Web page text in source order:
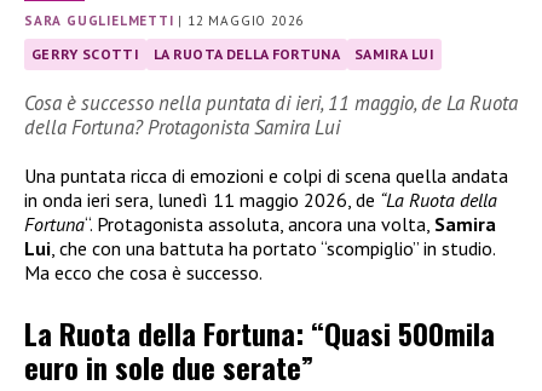
SARA GUGLIELMETTI | 12 MAGGIO 2026
GERRY SCOTTI LA RUOTA DELLA FORTUNA SAMIRA LUI
Cosa è successo nella puntata di ieri, 11 maggio, de La Ruota
della Fortuna? Protagonista Samira Lui
Una puntata ricca di emozioni e colpi di scena quella andata
in onda ieri sera, lunedì 11 maggio 2026, de “La Ruota della
Fortuna“. Protagonista assoluta, ancora una volta, Samira
Lui , che con una battuta ha portato “scompiglio” in studio.
Ma ecco che cosa è successo.
La Ruota della Fortuna: “Quasi 500mila
euro in sole due serate”